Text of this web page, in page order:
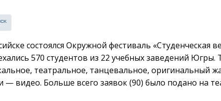
состоялся Окружной фестиваль «Студенческая
570 студентов из 22 учебных заведений Югры.
театральное, танцевальное, оригинальный
видео. Больше всего заявок (90) было подано на